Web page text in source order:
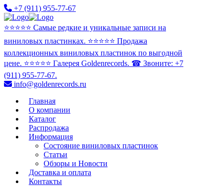
+7 (911) 955-77-67
⭐️⭐️⭐️⭐️⭐️ Самые редкие и уникальные записи на
виниловых пластинках. ⭐️⭐️⭐️⭐️⭐️ Продажа
коллекционных виниловых пластинок по выгодной
цене. ⭐️⭐️⭐️⭐️⭐️ Галерея Goldenrecords. ☎ Звоните: +7
(911) 955-77-67.
info@goldenrecords.ru
Главная
О компании
Каталог
Распродажа
Информация
Состояние виниловых пластинок
Статьи
Обзоры и Новости
Доставка и оплата
Контакты